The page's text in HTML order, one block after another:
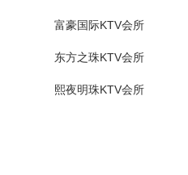
富豪国际KTV会所
东方之珠KTV会所
熙夜明珠KTV会所